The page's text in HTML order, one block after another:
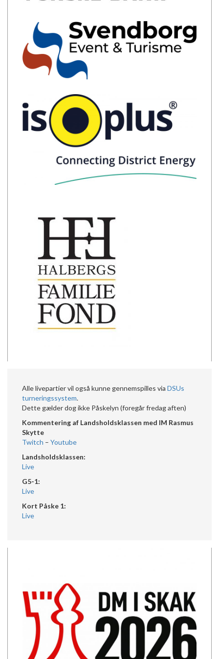
Alle livepartier vil også kunne gennemspilles via DSUs
turneringssystem.
Dette gælder dog ikke Påskelyn (foregår fredag aften)
Kommentering af Landsholdsklassen med IM Rasmus
Skytte
Twitch – Youtube
Landsholdsklassen:
Live
G5-1:
Live
Kort Påske 1:
Live